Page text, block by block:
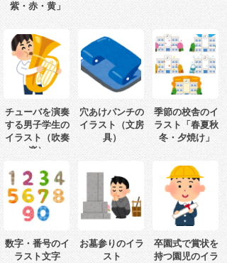
紫・赤・黄」
チューバを演奏
する男子学生の
イラスト（吹奏
楽）
穴あけパンチの
イラスト（文房
具）
季節の校舎のイ
ラスト「春夏秋
冬・夕焼け」
数字・番号のイ
ラスト文字
お墓参りのイラ
スト
卒園式で賞状を
持つ園児のイラ